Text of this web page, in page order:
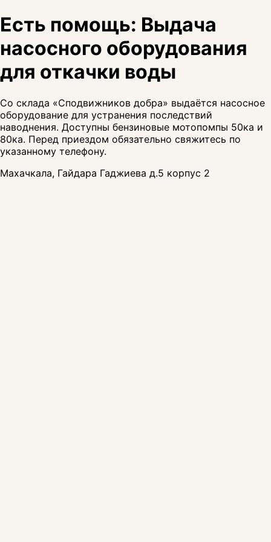
Есть помощь: Выдача
насосного оборудования
для откачки воды
Со склада «Сподвижников добра» выдаётся насосное
оборудование для устранения последствий
наводнения. Доступны бензиновые мотопомпы 50ка и
80ка. Перед приездом обязательно свяжитесь по
указанному телефону.
Махачкала, Гайдара Гаджиева д.5 корпус 2